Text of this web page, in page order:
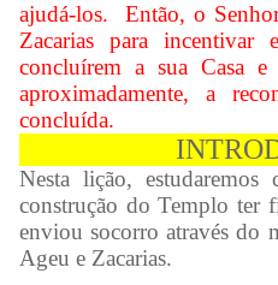
ajudá-los. Então, o
Zacarias para
concluírem a sua Casa
aproximadamente, a
concluída.
Nesta lição,
construção do Templo ter
enviou socorro através do
Ageu e Zacarias.